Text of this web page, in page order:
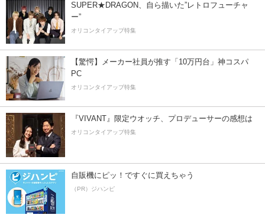
SUPER★DRAGON、自ら描いた”レトロフューチャ
ー”
オリコンタイアップ特集
【驚愕】メーカー社員が推す「10万円台」神コスパ
PC
オリコンタイアップ特集
『VIVANT』限定ウオッチ、プロデューサーの感想は
オリコンタイアップ特集
自販機にピッ！ですぐに買えちゃう
（PR）ジハンピ